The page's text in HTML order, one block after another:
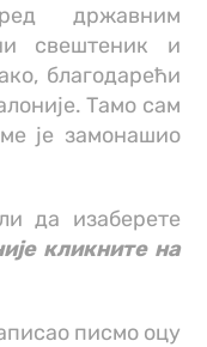
државним
свештеник и
благодарећи
Тамо сам
је замонашио
да изаберете
кликните на
писмо оцу